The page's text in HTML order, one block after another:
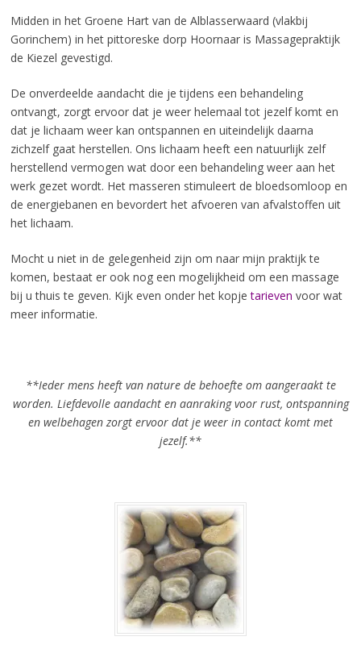
Midden in het Groene Hart van de Alblasserwaard (vlakbij
Gorinchem) in het pittoreske dorp Hoornaar is Massagepraktijk
de Kiezel gevestigd.
De onverdeelde aandacht die je tijdens een behandeling
ontvangt, zorgt ervoor dat je weer helemaal tot jezelf komt en
dat je lichaam weer kan ontspannen en uiteindelijk daarna
zichzelf gaat herstellen. Ons lichaam heeft een natuurlijk zelf
herstellend vermogen wat door een behandeling weer aan het
werk gezet wordt. Het masseren stimuleert de bloedsomloop en
de energiebanen en bevordert het afvoeren van afvalstoffen uit
het lichaam.
Mocht u niet in de gelegenheid zijn om naar mijn praktijk te
komen, bestaat er ook nog een mogelijkheid om een massage
bij u thuis te geven. Kijk even onder het kopjetarieven voor wat
meer informatie.
**Ieder mens heeft van nature de behoefte om aangeraakt te
worden. Liefdevolle aandacht en aanraking voor rust, ontspanning
en welbehagen zorgt ervoor dat je weer in contact komt met
jezelf.**